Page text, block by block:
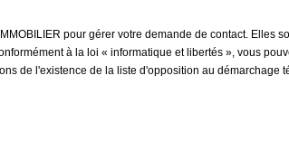
pour gérer votre demande de contact. Elles
à la loi « informatique et libertés », vous
de l'existence de la liste d'opposition au